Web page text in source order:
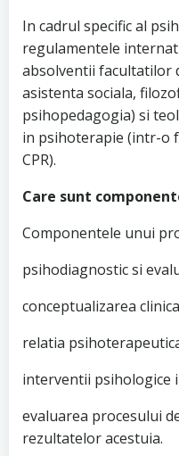
In cadrul specific al
regulamentele
absolventii facultatilor
asistenta sociala,
psihopedagogia) si
in psihoterapie (intr-o
CPR).
Care sunt
Componentele unui
psihodiagnostic si
conceptualizarea
relatia
interventii psihologice
evaluarea procesului
rezultatelor acestuia.